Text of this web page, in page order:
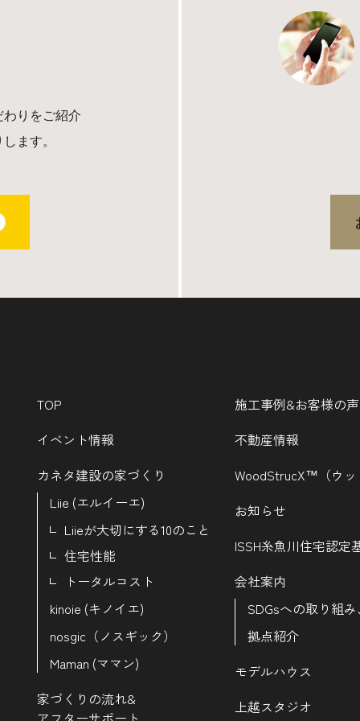
りをご紹介
ます。
TOP
イベント情報
カネタ建設の家づくり
Liie (エルイーエ)
Liieが大切にする10のこと
住宅性能
トータルコスト
kinoie (キノイエ)
nosgic（ノスギック）
Maman (ママン)
家づくりの流れ&
施工事例&お客様の声
不動産情報
WoodStrucX™（ウッ
お知らせ
ISSH糸魚川住宅認定
会社案内
SDGsへの取り組
拠点紹介
モデルハウス
上越スタジオ